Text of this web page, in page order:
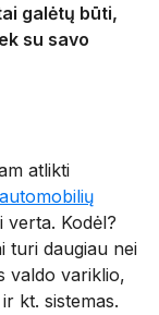
galėtų būti,
su savo
atlikti
verta. Kodėl?
turi daugiau nei
valdo variklio,
kt. sistemas.